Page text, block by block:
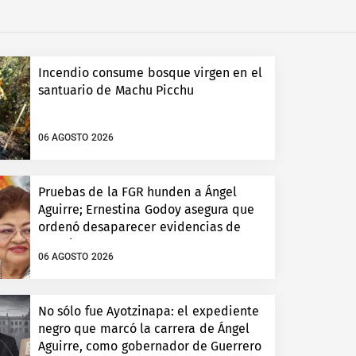
Incendio consume bosque virgen en el
santuario de Machu Picchu
06 AGOSTO 2026
Pruebas de la FGR hunden a Ángel
Aguirre; Ernestina Godoy asegura que
ordenó desaparecer evidencias de
Ayotzinapa
06 AGOSTO 2026
No sólo fue Ayotzinapa: el expediente
negro que marcó la carrera de Ángel
Aguirre, como gobernador de Guerrero